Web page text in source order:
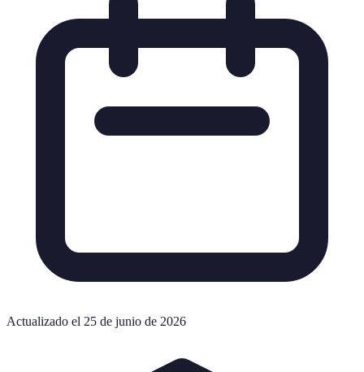
Actualizado el 25 de junio de 2026